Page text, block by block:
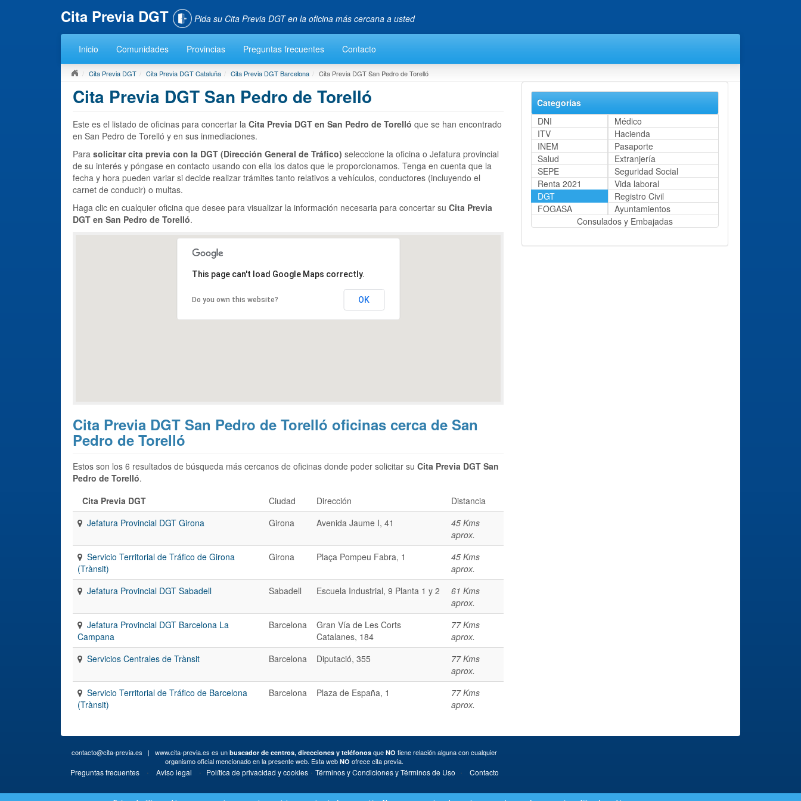
Cita Previa DGT Pida su Cita Previa DGT en la oficina más cercana a usted
Inicio Comunidades Provincias Preguntas frecuentes Contacto
Cita Previa DGT Cita Previa DGT Cataluña Cita Previa DGT Barcelona Cita Previa DGT San Pedro de Torelló
Cita Previa DGT San Pedro de Torelló
Este es el listado de oficinas para concertar la Cita Previa DGT en San Pedro de Torelló que se han encontrado
en San Pedro de Torelló y en sus inmediaciones.
Para solicitar cita previa con la DGT (Dirección General de Tráfico) seleccione la oficina o Jefatura provincial
de su interés y póngase en contacto usando con ella los datos que le proporcionamos. Tenga en cuenta que la
fecha y hora pueden variar si decide realizar trámites tanto relativos a vehículos, conductores (incluyendo el
carnet de conducir) o multas.
Haga clic en cualquier oficina que desee para visualizar la información necesaria para concertar su Cita Previa
DGT en San Pedro de Torelló.
This page can't load Google Maps correctly.
Do you own this website? OK
Cita Previa DGT San Pedro de Torelló oficinas cerca de San
Pedro de Torelló
Estos son los 6 resultados de búsqueda más cercanos de oficinas donde poder solicitar su Cita Previa DGT San
Pedro de Torelló.
Cita Previa DGT
Ciudad Dirección
Distancia
Jefatura Provincial DGT Girona
Girona Avenida Jaume I, 41
45 Kms
aprox.
Servicio Territorial de Tráfico de Girona
(Trànsit)
Girona Plaça Pompeu Fabra, 1
45 Kms
aprox.
Jefatura Provincial DGT Sabadell
Sabadell Escuela Industrial, 9 Planta 1 y 2
61 Kms
aprox.
Jefatura Provincial DGT Barcelona La
Campana
Barcelona
Gran Vía de Les Corts
Catalanes, 184
77 Kms
aprox.
Servicios Centrales de Trànsit
Barcelona Diputació, 355
77 Kms
aprox.
Servicio Territorial de Tráfico de Barcelona
(Trànsit)
Barcelona Plaza de España, 1
77 Kms
aprox.
Categorías
DNI
Médico
ITV
Hacienda
INEM
Pasaporte
Salud
Extranjería
SEPE
Seguridad Social
Renta 2021
Vida laboral
DGT
Registro Civil
FOGASA
Ayuntamientos
Consulados y Embajadas
contacto@cita-previa.es | www.cita-previa.es es un buscador de centros, direcciones y teléfonos que NO tiene relación alguna con cualquier
organismo oficial mencionado en la presente web. Esta web NO ofrece cita previa.
Preguntas frecuentes· Aviso legal · Política de privacidad y cookies· Términos y Condiciones y Términos de Uso · Contacto